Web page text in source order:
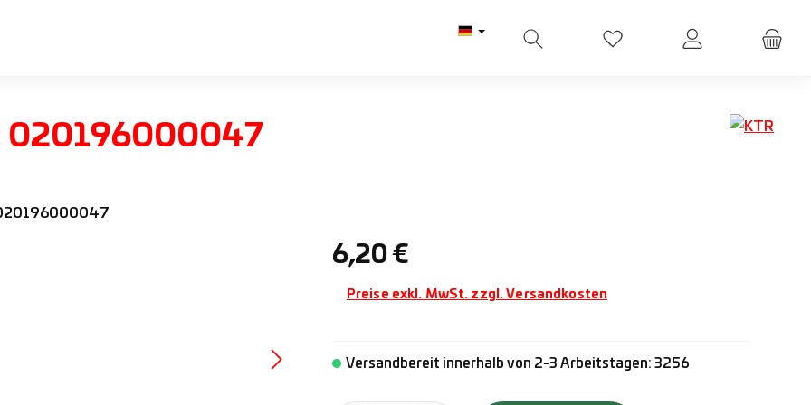
Du hast 0 Produkte auf dem
020196000047
Regulärer Preis:
6,20 €
Preise exkl. MwSt. zzgl. Versandkosten
Versandbereit innerhalb von 2-3 Arbeitstagen: 3256